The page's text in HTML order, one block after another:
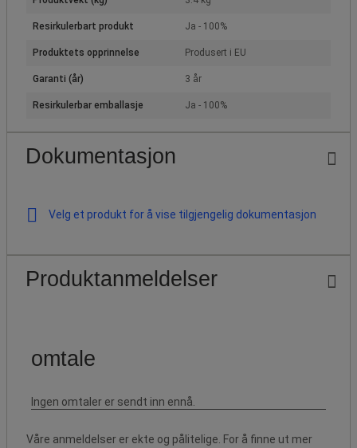
Resirkulerbart produkt Ja - 100%
Produktets opprinnelse Produsert i EU
Garanti (år) 3 år
Resirkulerbar emballasje Ja - 100%
Dokumentasjon
Velg et produkt for å vise tilgjengelig dokumentasjon
Produktanmeldelser
Våre anmeldelser er ekte og pålitelige. For å finne ut mer